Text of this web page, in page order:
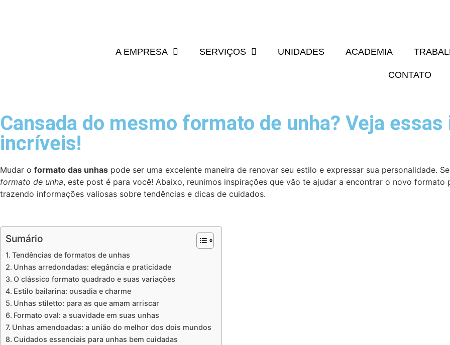
A EMPRESA SERVIÇOS UNIDADES ACADEMIA
CONTATO
Cansada do mesmo formato de unha? Veja
incríveis!
Mudar o formato das unhas pode ser uma excelente maneira de renovar seu estilo e expressar sua personalidade.
formato de unha, este post é para você! Abaixo, reunimos inspirações que vão te ajudar a encontrar o novo formato
trazendo informações valiosas sobre tendências e dicas de cuidados.
Sumário
Tendências de formatos de unhas
Unhas arredondadas: elegância e praticidade
O clássico formato quadrado e suas variações
Estilo bailarina: ousadia e charme
Unhas stiletto: para as que amam arriscar
Formato oval: a suavidade em suas unhas
Unhas amendoadas: a união do melhor dos dois mundos
Cuidados essenciais para unhas bem cuidadas